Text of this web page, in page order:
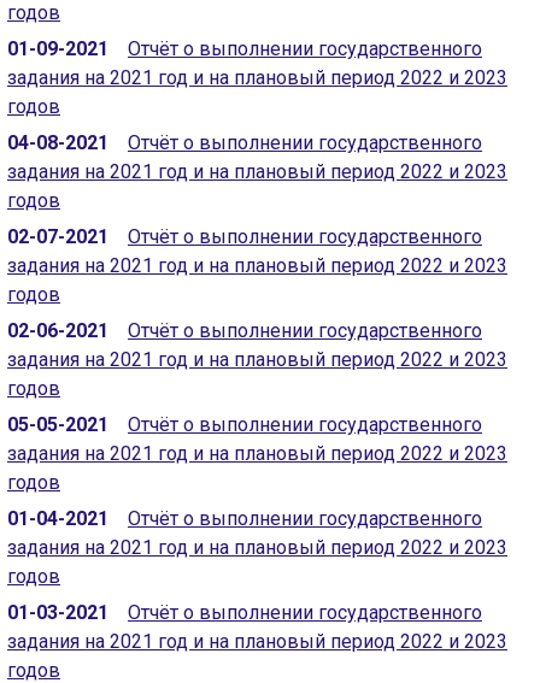
годов
01-09-2021
Отчёт о выполнении государственного
задания на 2021 год и на плановый период 2022 и 2023
годов
04-08-2021
Отчёт о выполнении государственного
задания на 2021 год и на плановый период 2022 и 2023
годов
02-07-2021
Отчёт о выполнении государственного
задания на 2021 год и на плановый период 2022 и 2023
годов
02-06-2021
Отчёт о выполнении государственного
задания на 2021 год и на плановый период 2022 и 2023
годов
05-05-2021
Отчёт о выполнении государственного
задания на 2021 год и на плановый период 2022 и 2023
годов
01-04-2021
Отчёт о выполнении государственного
задания на 2021 год и на плановый период 2022 и 2023
годов
01-03-2021
Отчёт о выполнении государственного
задания на 2021 год и на плановый период 2022 и 2023
годов